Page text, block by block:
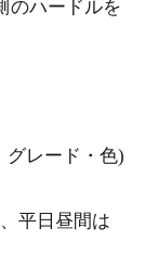
のハードルを
グレード・色)
平日昼間は